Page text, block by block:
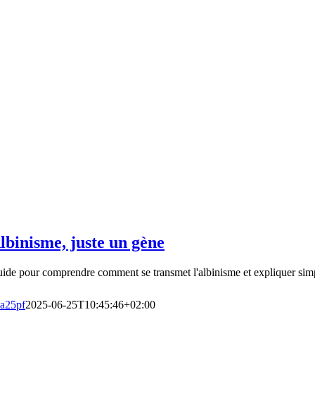
juste un gène
pour comprendre comment se transmet l'albinisme et expliquer
2025-06-25T10:45:46+02:00